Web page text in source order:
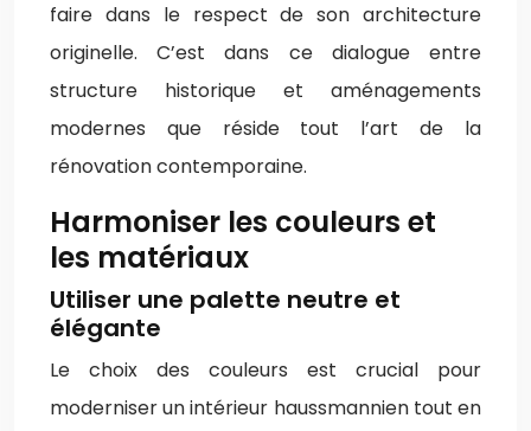
faire dans le respect de son architecture
originelle. C’est dans ce dialogue entre
structure historique et aménagements
modernes que réside tout l’art de la
rénovation contemporaine.
Harmoniser les couleurs et
les matériaux
Utiliser une palette neutre et
élégante
Le choix des couleurs est crucial pour
moderniser un intérieur haussmannien tout en